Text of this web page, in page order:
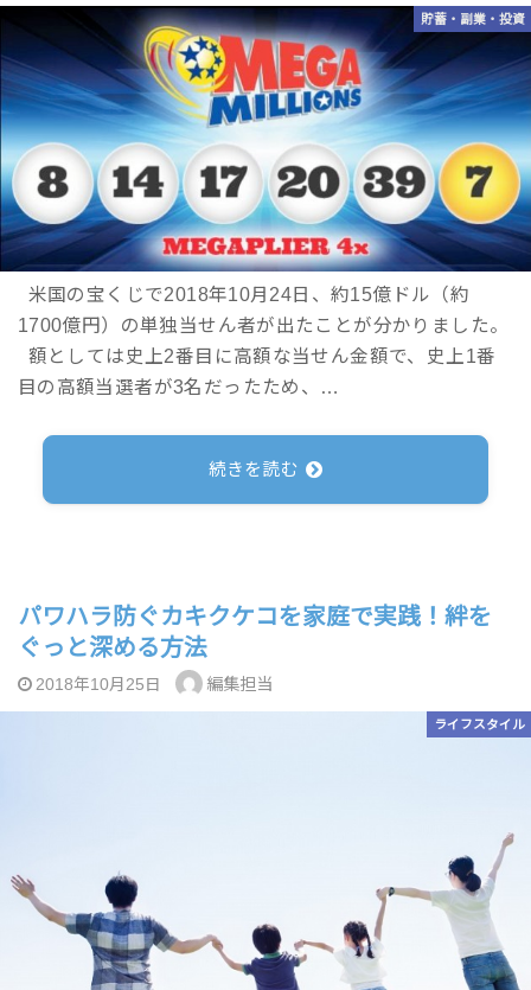
貯蓄・副業・投資
米国の宝くじで2018年10月24日、約15億ドル（約
1700億円）の単独当せん者が出たことが分かりました。
額としては史上2番目に高額な当せん金額で、史上1番
目の高額当選者が3名だったため、…
続きを読む
パワハラ防ぐカキクケコを家庭で実践！絆を
ぐっと深める方法
2018年10月25日 編集担当
ライフスタイル